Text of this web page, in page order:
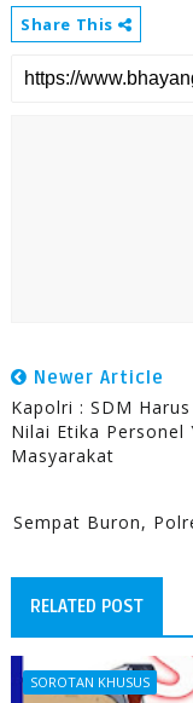
Share This
Newer Article
Kapolri : SDM
Nilai Etika Personel
Masyarakat
Sempat Buron,
RELATED POST
SOROTAN KHUSUS